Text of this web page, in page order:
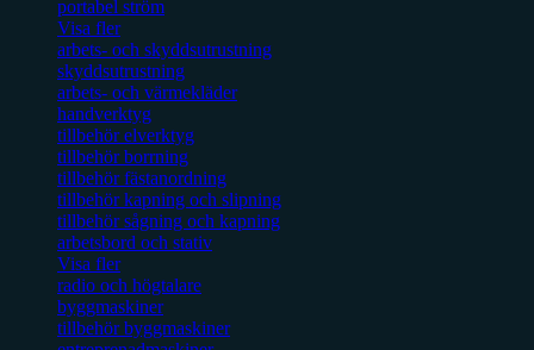
portabel ström
Visa fler
arbets- och skyddsutrustning
skyddsutrustning
arbets- och värmekläder
handverktyg
tillbehör elverktyg
tillbehör borrning
tillbehör fästanordning
tillbehör kapning och slipning
tillbehör sågning och kapning
arbetsbord och stativ
Visa fler
radio och högtalare
byggmaskiner
tillbehör byggmaskiner